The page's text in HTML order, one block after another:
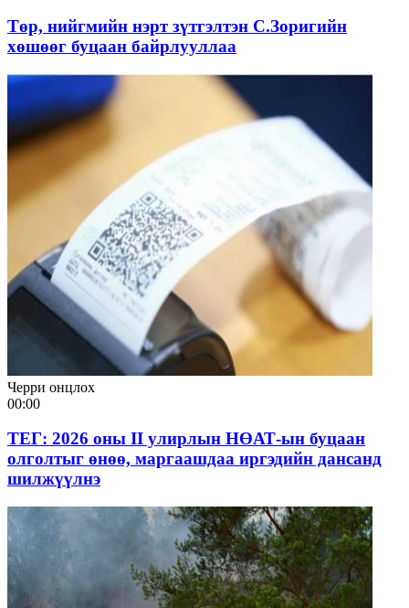
Төр, нийгмийн нэрт зүтгэлтэн С.Зоригийн
хөшөөг буцаан байрлууллаа
Черри онцлох
00:00
ТЕГ: 2026 оны II улирлын НӨАТ-ын буцаан
олголтыг өнөө, маргаашдаа иргэдийн дансанд
шилжүүлнэ